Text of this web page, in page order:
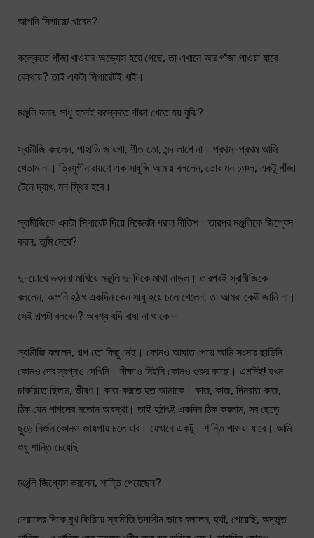
আপনি সিগারেট খাবেন?
কল্কেতে গাঁজা খাওয়ার অভ্যেস হয়ে গেছে, তা এখানে আর গাঁজা পাওয়া যাবে
কোথায়? তাই একটা সিগারেটই খাই।
মঞ্জুলি বলল, সাধু হলেই কল্কেতে গাঁজা খেতে হয় বুঝি?
স্বামীজি বললেন, পাহাড়ি জায়গা, শীত তো, মন্দ লাগে না। প্রথম-প্রথম আমি
খেতাম না। ত্রিযুগীনারায়ণে এক সাধুজি আমায় বললেন, তোর মন চঞ্চল, একটু গাঁজা
টেনে দ্যাখ, মন স্থির হবে।
স্বামীজিকে একটা সিগারেট দিয়ে নিজেরটা ধরাল নীতিশ। তারপর মঞ্জুলিকে জিগ্যেস
করল, তুমি নেবে?
দু-চোখে ভৎসনা মাখিয়ে মঞ্জুলি দু-দিকে মাথা নাড়ল। তারপরই স্বামীজিকে
বললেন, আপনি হঠাৎ একদিন কেন সাধু হয়ে চলে গেলেন, তা আমরা কেউ জানি না।
সেই গল্পটা বলবেন? অবশ্য যদি বাধা না থাকে—
স্বামীজি বললেন, গল্প তো কিছু নেই। কোনও আঘাত পেয়ে আমি সংসার ছাড়িনি।
কোনও দৈব স্বপ্নও দেখিনি। দীক্ষাও নিইনি কোনও গুরুর কাছে। এমনিই! যখন
চাকরিতে ছিলাম, ভীষণ। কাজ করতে হত আমাকে। কাজ, কাজ, দিনরাত কাজ,
ঠিক যেন পাগলের মতোন অবস্থা। তাই হঠাৎই একদিন ঠিক করলাম, সব ছেড়ে
ছুড়ে নির্জন কোনও জায়গায় চলে যাব। যেখানে একটু। শান্তি পাওয়া যাবে। আমি
শুধু শান্তি চেয়েছি।
মঞ্জুলি জিগ্যেস করলেন, শান্তি পেয়েছেন?
দেয়ালের দিকে মুখ ফিরিয়ে স্বামীজি উদাসীন ভাবে বললেন, হ্যাঁ, পেয়েছি, অদ্ভুত